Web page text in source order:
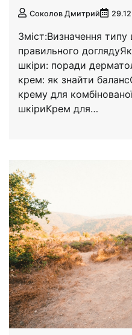
Соколов Дмитрий
Зміст:Визначення
правильного
шкіри: поради
крем: як знайти
крему для
шкіриКрем для…